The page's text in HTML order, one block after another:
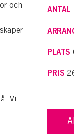
och
Vi
ANTAL
PLATS
PRIS